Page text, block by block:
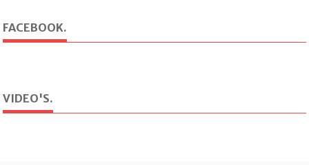
FACEBOOK.
VIDEO'S.